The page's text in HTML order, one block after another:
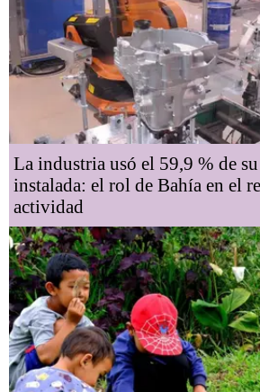
La industria usó el 59,9 % de
instalada: el rol de Bahía en el
actividad